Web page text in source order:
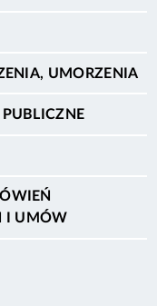
UMORZENIA
I UMÓW